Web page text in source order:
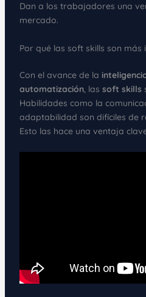
Dan a los trabajadores una
mercado.
Por qué las soft skills son
Con el avance de la
automatización, las soft skills
Habilidades como la
adaptabilidad son difíciles de
Esto las hace una ventaja